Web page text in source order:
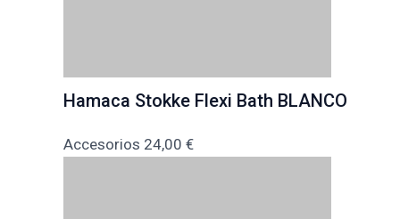
Hamaca Stokke Flexi Bath BLANCO
Accesorios 24,00 €